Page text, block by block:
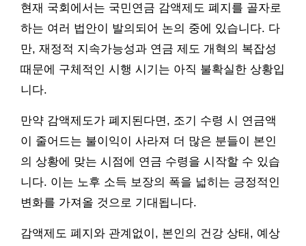
현재 국회에서는 국민연금 감액제도 폐지를 골자로
하는 여러 법안이 발의되어 논의 중에 있습니다. 다
만, 재정적 지속가능성과 연금 제도 개혁의 복잡성
때문에 구체적인 시행 시기는 아직 불확실한 상황입
니다.
만약 감액제도가 폐지된다면, 조기 수령 시 연금액
이 줄어드는 불이익이 사라져 더 많은 분들이 본인
의 상황에 맞는 시점에 연금 수령을 시작할 수 있습
니다. 이는 노후 소득 보장의 폭을 넓히는 긍정적인
변화를 가져올 것으로 기대됩니다.
감액제도 폐지와 관계없이, 본인의 건강 상태, 예상